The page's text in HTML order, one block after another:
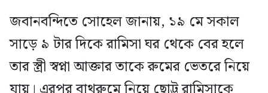
জবানবন্দিতে সোহেল জানায়, ১৯ মে সকাল
সাড়ে ৯ টার দিকে রামিসা ঘর থেকে বের হলে
তার স্ত্রী স্বপ্না আক্তার তাকে রুমের ভেতরে নিয়ে